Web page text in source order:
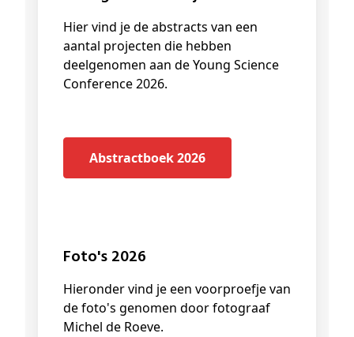
Hier vind je de abstracts van een
aantal projecten die hebben
deelgenomen aan de Young Science
Conference 2026.
Abstractboek 2026
Foto's 2026
Hieronder vind je een voorproefje van
de foto's genomen door fotograaf
Michel de Roeve.